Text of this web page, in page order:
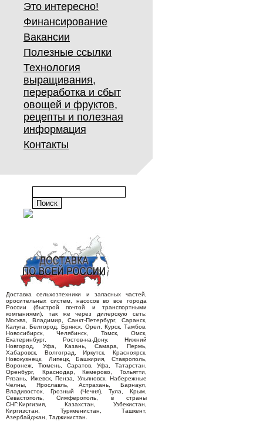
Это интересно!
Финансирование
Вакансии
Полезные ссылки
Технология
выращивания,
переработка и сбыт
овощей и фруктов,
рецепты и полезная
информация
Контакты
Доставка сельхозтехники и запасных частей,
оросительных систем, насосов во все города
России (быстрой почтой и транспортными
компаниями), так же через дилерскую сеть:
Москва, Владимир, Санкт-Петербург, Саранск,
Калуга, Белгород, Брянск, Орел, Курск, Тамбов,
Новосибирск, Челябинск, Томск, Омск,
Екатеринбург, Ростов-на-Дону, Нижний
Новгород, Уфа, Казань, Самара, Пермь,
Хабаровск, Волгоград, Иркутск, Красноярск,
Новокузнецк, Липецк, Башкирия, Ставрополь,
Воронеж, Тюмень, Саратов, Уфа, Татарстан,
Оренбург, Краснодар, Кемерово, Тольятти,
Рязань, Ижевск, Пенза, Ульяновск, Набережные
Челны, Ярославль, Астрахань, Барнаул,
Владивосток, Грозный (Чечня), Тула, Крым,
Севастополь, Симферополь, в страны
СНГ:Киргизия, Казахстан, Узбекистан,
Киргизстан, Туркменистан, Ташкент,
Азербайджан, Таджикистан.